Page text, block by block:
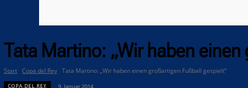
Tata Martino: „Wir haben
Start Copa del Rey Tata Martino: „Wir haben einen großartigen Fußball gespielt“
COPA DEL REY 9. Januar 2014